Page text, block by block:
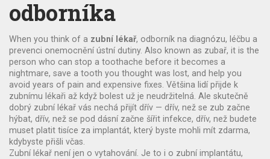
odborníka
When you think of a zubní lékař, odborník na diagnózu, léčbu a
prevenci onemocnění ústní dutiny. Also known as zubař, it is the
person who can stop a toothache before it becomes a
nightmare, save a tooth you thought was lost, and help you
avoid years of pain and expensive fixes. Většina lidí přijde k
zubnímu lékaři až když bolest už je neudržitelná. Ale skutečně
dobrý zubní lékař vás nechá přijít dřív — dřív, než se zub začne
hýbat, dřív, než se pod dásní začne šířit infekce, dřív, než budete
muset platit tisíce za implantát, který byste mohli mít zdarma,
kdybyste přišli včas.
Zubní lékař není jen o vytahování. Je to i o zubní implantátu,